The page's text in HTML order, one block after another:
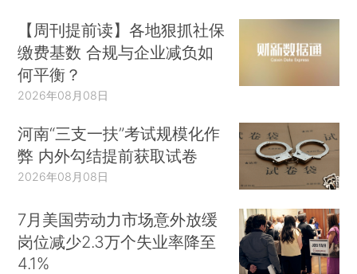
【周刊提前读】各地狠抓社保
缴费基数 合规与企业减负如
何平衡？
2026年08月08日
河南“三支一扶”考试规模化作
弊 内外勾结提前获取试卷
2026年08月08日
7月美国劳动力市场意外放缓
岗位减少2.3万个失业率降至
4.1%